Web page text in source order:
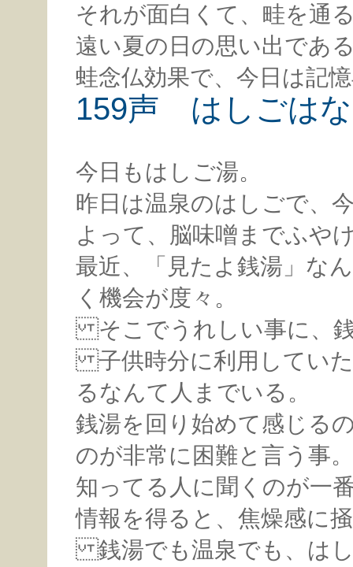
それが面白くて、畦を通
遠い夏の日の思い出であ
蛙念仏効果で、今日は記
159声 はしごは
今日もはしご湯。
昨日は温泉のはしごで、
よって、脳味噌までふや
最近、「見たよ銭湯」な
く機会が度々。
そこでうれしい事に、
子供時分に利用していた
るなんて人までいる。
銭湯を回り始めて感じる
のが非常に困難と言う事。
知ってる人に聞くのが一
情報を得ると、焦燥感に
銭湯でも温泉でも、は